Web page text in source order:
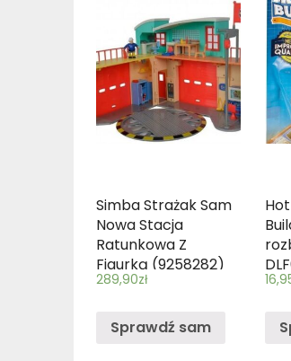
Simba Strażak Sam
Nowa Stacja
Ratunkowa Z
Figurką (9258282)
289,90zł
Sprawdź sam